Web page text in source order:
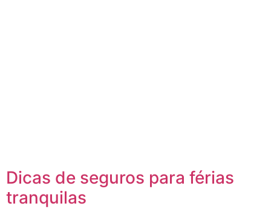
Dicas de seguros para férias
tranquilas